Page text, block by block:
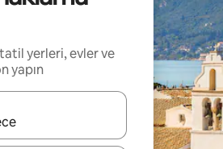
yerleri, evler ve
yapın
yukarı ve aşağı oklarıyla gezinin